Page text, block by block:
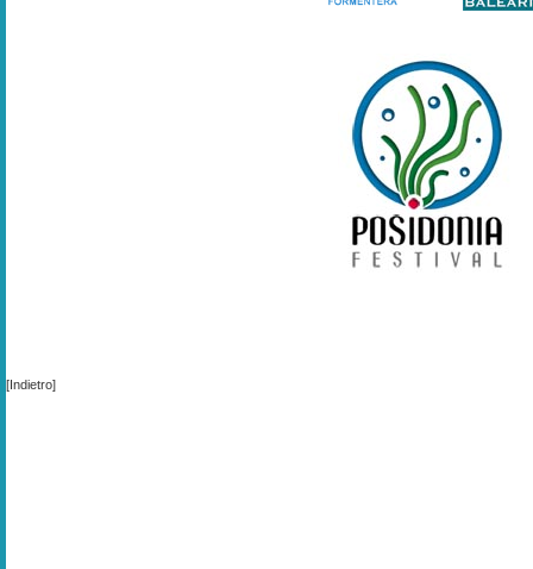
[Indietro]